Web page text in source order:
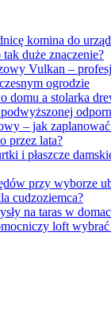
komina do
duże znaczenie?
Vulkan –
ogrodzie
domu a stolarka
– jak zaplanować
przez lata?
i płaszcze
przy wyborze
cudzoziemca?
na taras w
loft wybrać